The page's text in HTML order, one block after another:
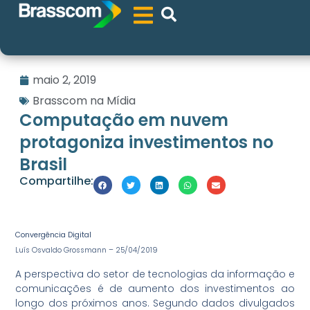
maio 2, 2019
Brasscom na Mídia
Computação em nuvem
protagoniza investimentos no
Brasil
Compartilhe:
Convergência Digital
Luís Osvaldo Grossmann – 25/04/2019
A perspectiva do setor de tecnologias da informação e
comunicações é de aumento dos investimentos ao
longo dos próximos anos. Segundo dados divulgados